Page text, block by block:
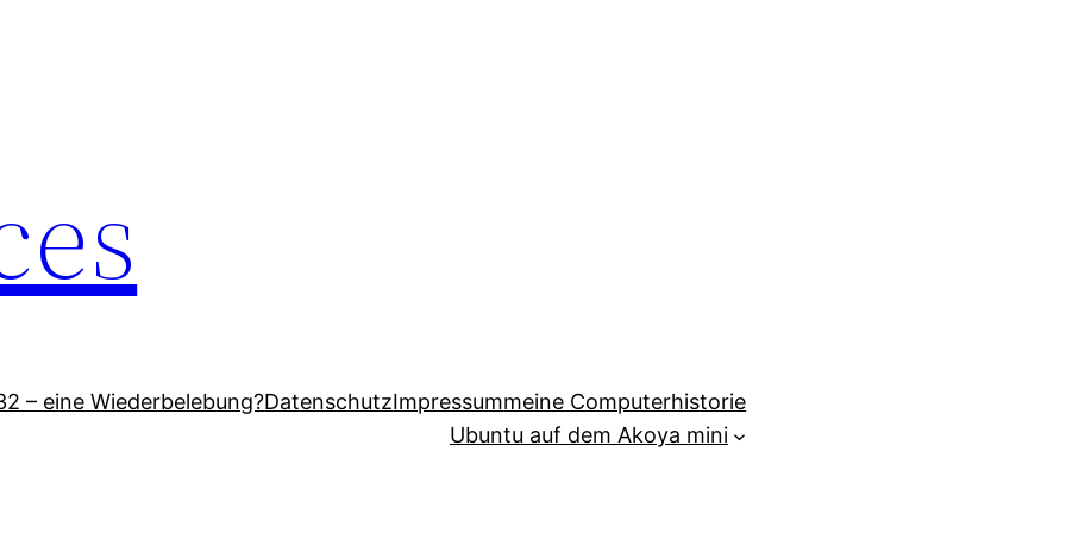
– eine Wiederbelebung?DatenschutzImpressummeine Computerhistorie
Ubuntu auf dem Akoya mini